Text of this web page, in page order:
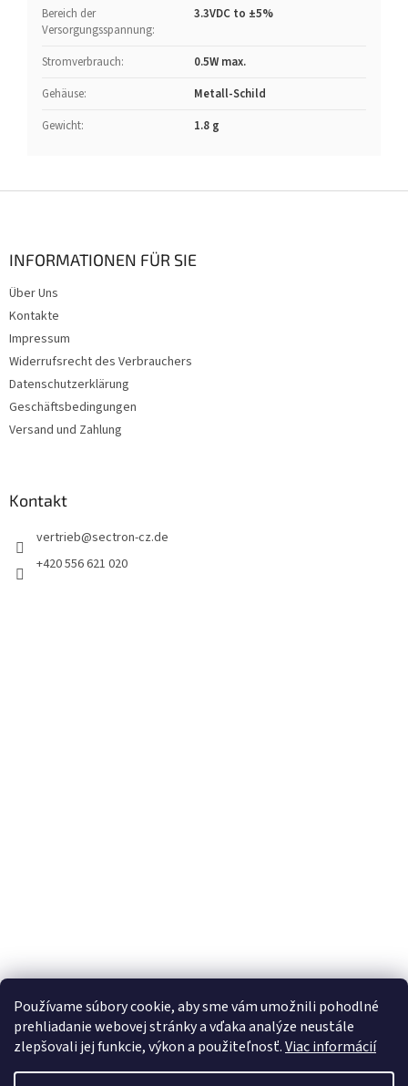
Používame súbory cookie, aby sme vám umožnili pohodlné
prehliadanie webovej stránky a vďaka analýze neustále
zlepšovali jej funkcie, výkon a použiteľnosť.Viac informácií
Bereich der
Versorgungsspannung:
3.3VDC to ±5%
Stromverbrauch:
0.5W max.
Gehäuse:
Metall-Schild
Gewicht: 1.8 g
INFORMATIONEN FÜR SIE
Über Uns
Kontakte
Impressum
Widerrufsrecht des Verbrauchers
Datenschutzerklärung
Geschäftsbedingungen
Versand und Zahlung
Kontakt
vertrieb@sectron-cz.de
+420 556 621 020
eshop.SECTRON.eu